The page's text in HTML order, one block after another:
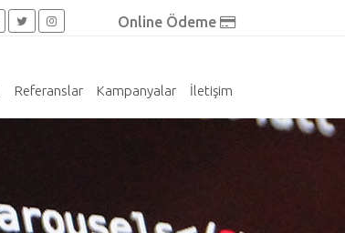
Online Ödeme
Referanslar Kampanyalar İletişim